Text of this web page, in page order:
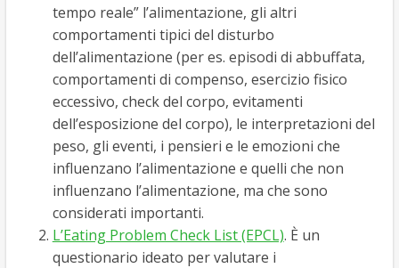
tempo reale” l’alimentazione, gli altri
comportamenti tipici del disturbo
dell’alimentazione (per es. episodi di abbuffata,
comportamenti di compenso, esercizio fisico
eccessivo, check del corpo, evitamenti
dell’esposizione del corpo), le interpretazioni del
peso, gli eventi, i pensieri e le emozioni che
influenzano l’alimentazione e quelli che non
influenzano l’alimentazione, ma che sono
considerati importanti.
L’Eating Problem Check List (EPCL). È un
questionario ideato per valutare i